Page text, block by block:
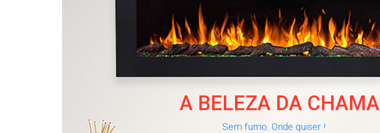
A BELEZA DA CHAMA
Sem fumo. Onde quiser !